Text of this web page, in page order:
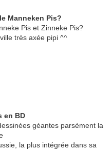
Manneken Pis?
Pis et Zinneke Pis?
très axée pipi ^^
en BD
géantes parsèment la
la plus intégrée dans sa